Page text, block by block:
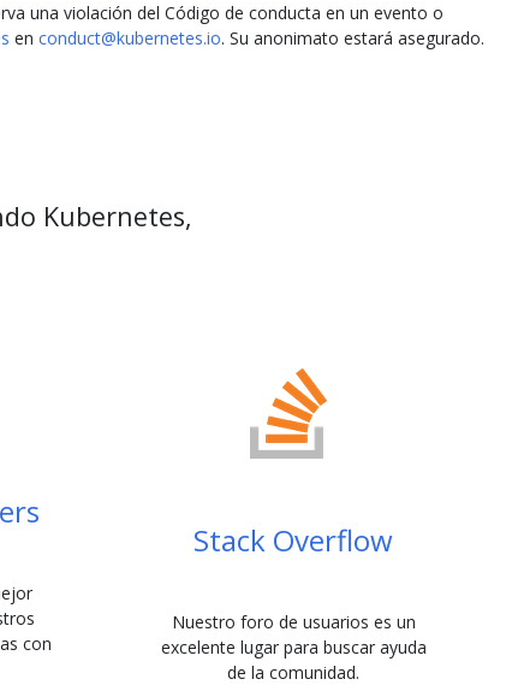
una violación del Código de conducta en un evento o
en conduct@kubernetes.io. Su anonimato estará asegurado.
Kubernetes,
con
Stack Overflow
Nuestro foro de usuarios es un
excelente lugar para buscar ayuda
de la comunidad.